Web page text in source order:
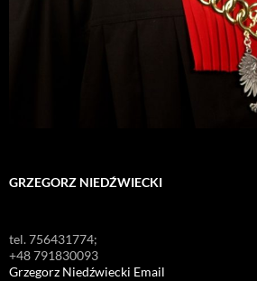
GRZEGORZ NIEDŹWIECKI
tel. 756431774;
+48 791830093
Grzegorz Niedźwiecki Email